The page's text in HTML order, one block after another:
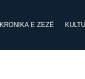
KRONIKA E ZEZË